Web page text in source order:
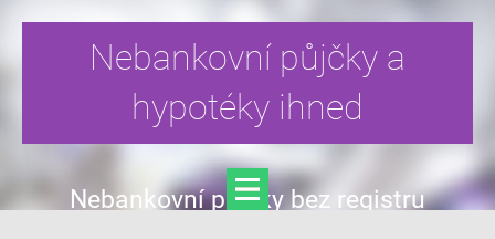
Nebankovní půjčky a
hypotéky ihned
Nebankovní půjčky bez registru